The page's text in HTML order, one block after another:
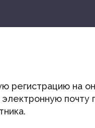
регистрацию на